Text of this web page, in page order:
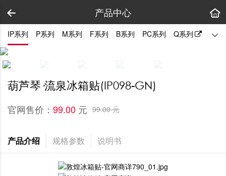
产品中心
IP系列 P系列 M系列 F系列 B系列 PC系列 Q系列 陈
葫芦琴·流泉冰箱贴(IP098-GN)
官网售价： 99.00 元 99.00 元
产品介绍 规格参数 说明书